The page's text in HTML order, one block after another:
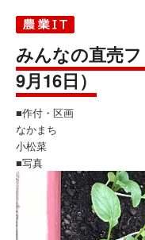
みんなの直売
9月16日）
■作付・区画
なかまち
小松菜
■写真